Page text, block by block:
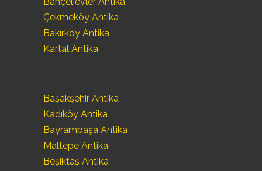
Çekmeköy Antika
Bakırköy Antika
Kartal Antika
Başakşehir Antika
Kadıköy Antika
Bayrampaşa Antika
Maltepe Antika
Beşiktaş Antika